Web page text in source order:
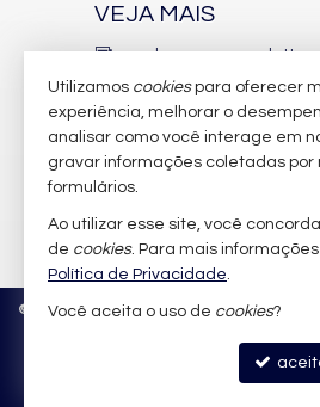
Espaço Fitness
Captação de Água
Portão Eletrônico
Piscina Infantil
Bicicletário
Gás Central
Elevador
Pìscina Térmica
Box de Praia
Hall Decorado e Mobiliado
Lounge
VEJA MAIS
receba nosso newsletter
indicadores financeiros
cadastre seu imóvel
imóveis favoritos
mapa de imóveis
© 2026 CRECI/SC 6.388-J Política de
Utilizamos cookiespara oferecer
experiência, melhorar o
analisar como você interage em
gravar informações coletadas por
formulários.
Ao utilizar esse site, você
de cookies. Para mais
Política de Privacidade.
Você aceita o uso de cookies?